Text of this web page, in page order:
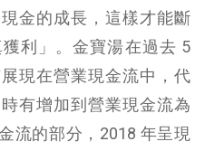
金的成長，這樣才能斷
利」。金寶湯在過去 5
現在營業現金流中，代
有增加到營業現金流為
流的部分，2018 年呈現